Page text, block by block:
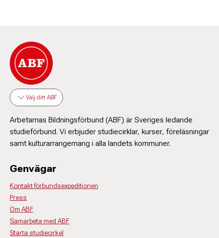
Välj ditt ABF
Arbetarnas Bildningsförbund (ABF) är Sveriges ledande
studieförbund. Vi erbjuder studiecirklar, kurser, föreläsningar
samt kulturarrangemang i alla landets kommuner.
Genvägar
Kontakt förbundsexpeditionen
Press
Om ABF
Samarbeta med ABF
Starta studiecirkel